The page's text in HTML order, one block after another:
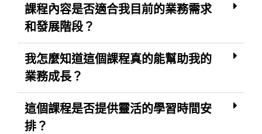
課程內容是否適合我目前的業務需求
和發展階段？
我怎麼知道這個課程真的能幫助我的
業務成長？
這個課程是否提供靈活的學習時間安
排？